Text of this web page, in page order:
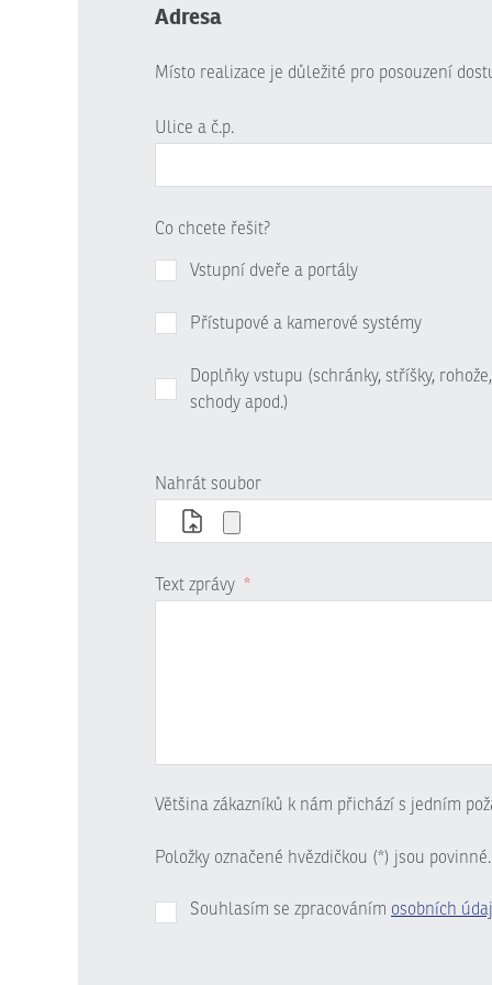
Adresa
Místo realizace je důležité pro posouzení
Ulice a č.p.
Co chcete řešit?
Vstupní dveře a portály
Přístupové a kamerové systémy
Doplňky vstupu (schránky, stříšky, rohože,
schody apod.)
Nahrát soubor
Text zprávy *
Většina zákazníků k nám přichází s jedním
Položky označené hvězdičkou (*) jsou povinné.
Souhlasím se zpracováním osobních